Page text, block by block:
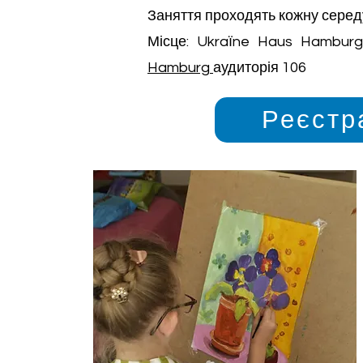
Заняття проходять кожну
Місце: Ukraїne Haus
Hamburg аудиторія 106